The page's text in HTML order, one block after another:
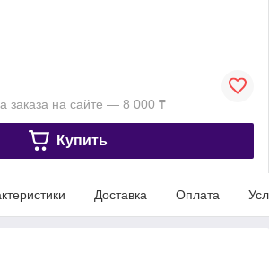
заказа на сайте — 8 000 ₸
Купить
Доставка Оплата